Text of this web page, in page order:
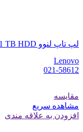
لپ تاپ لنوو IdeaPad 3 – G i3 1115G4 4 GB DDR4 1 TB HDD
Lenovo
021-58612
مقایسه
مشاهده سریع
افزودن به علاقه مندی